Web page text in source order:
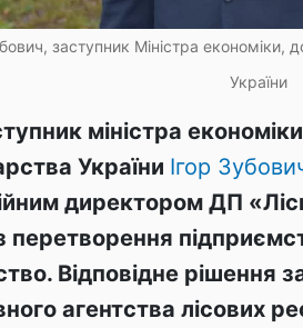
заступник Міністра економіки,
України
міністра
України Ігор
директором ДП
з перетворення
Відповідне рішення
агентства лісових